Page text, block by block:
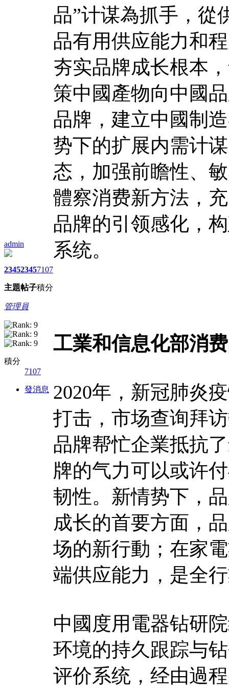
admin
2345
主題
2345
帖子
7107
積分
管理員
積分
7107
發消息
品”计谋為抓手，從
品有用供应能力和
夯实品牌成长根本
策中國產物向中國
品牌，建立中國制
势下的扩展内需计
态，加强前瞻性、
體察消费新方法，
品牌的引领感化，
系统。
工業和信息化部消
2020年，新冠肺炎
打击，市场查询拜
品牌帮忙企業抵抗
牌的气力可以或许
韧性。新情势下，
成长的首要方面，
场的新行動；在家
端供应能力，是全
中國度用電器钻研
环境的持久跟踪与
评价系统，经由過